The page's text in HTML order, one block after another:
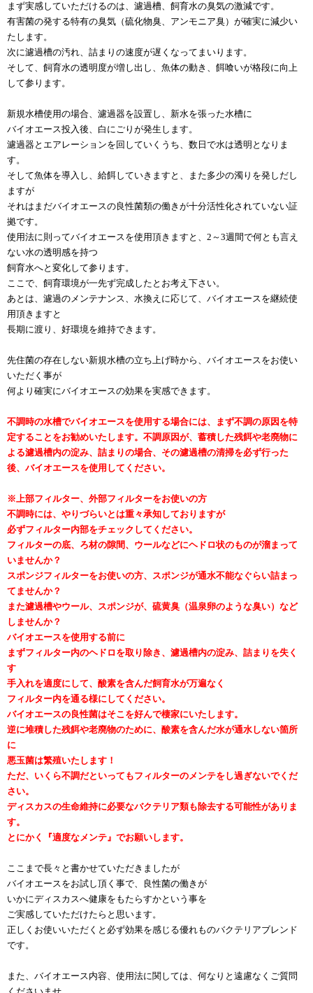
まず実感していただけるのは、濾過槽、飼育水の臭気の激減です。
有害菌の発する特有の臭気（硫化物臭、アンモニア臭）が確実に減少い
たします。
次に濾過槽の汚れ、詰まりの速度が遅くなってまいります。
そして、飼育水の透明度が増し出し、魚体の動き、餌喰いが格段に向上
して参ります。
新規水槽使用の場合、濾過器を設置し、新水を張った水槽に
バイオエース投入後、白にごりが発生します。
濾過器とエアレーションを回していくうち、 数日で水は透明となりま
す。
そして魚体を導入し、給餌していきますと、また多少の濁りを発しだし
ますが
それはまだバイオエースの良性菌類の働きが十分活性化されていない証
拠です。
使用法に則ってバイオエースを使用頂きますと、2～3週間で何とも言え
ない水の透明感を持つ
飼育水へと変化して参ります。
ここで、飼育環境が一先ず完成したとお考え下さい。
あとは、濾過のメンテナンス、水換えに応じて、バイオエースを継続使
用頂きますと
長期に渡り、好環境を維持できます。
先住菌の存在しない新規水槽の立ち上げ時から、バイオエースをお使い
いただく事が
何より確実にバイオエースの効果を実感できます。
不調時の水槽でバイオエースを使用する場合には、まず不調の原因を特
定することをお勧めいたします。不調原因が、蓄積した残餌や老廃物に
よる濾過槽内の淀み、詰まりの場合、 その濾過槽の清掃を必ず行った
後、バイオエースを使用してください。
※上部フィルター、外部フィルターをお使いの方
不調時には、やりづらいとは重々承知しておりますが
必ずフィルター内部をチェックしてください。
フィルターの底、ろ材の隙間、ウールなどにヘドロ状のものが溜まって
いませんか？
スポンジフィルターをお使いの方、スポンジが通水不能なぐらい詰まっ
てませんか？
また濾過槽やウール、スポンジが、硫黄臭（温泉卵のような臭い）など
しませんか？
バイオエースを使用する前に
まずフィルター内のヘドロを取り除き、濾過槽内の淀み、詰まりを失く
す
手入れを適度にして、酸素を含んだ飼育水が万遍なく
フィルター内を通る様にしてください。
バイオエースの良性菌はそこを好んで棲家にいたします。
逆に堆積した残餌や老廃物のために、酸素を含んだ水が通水しない箇所
に
悪玉菌は繁殖いたします！
ただ、いくら不調だといってもフィルターのメンテをし過ぎないでくだ
さい。
ディスカスの生命維持に必要なバクテリア類も除去する可能性がありま
す。
とにかく『適度なメンテ』でお願いします。
ここまで長々と書かせていただきましたが
バイオエースをお試し頂く事で、
良性菌の働きが
いかにディスカスへ健康をもたらすかという事を
ご実感していただけたらと思います。
正しくお使いいただくと必ず効果を感じる優れものバクテリアブレンド
です。
また、バイオエース内容、使用法に関しては、何なりと遠慮なくご質問